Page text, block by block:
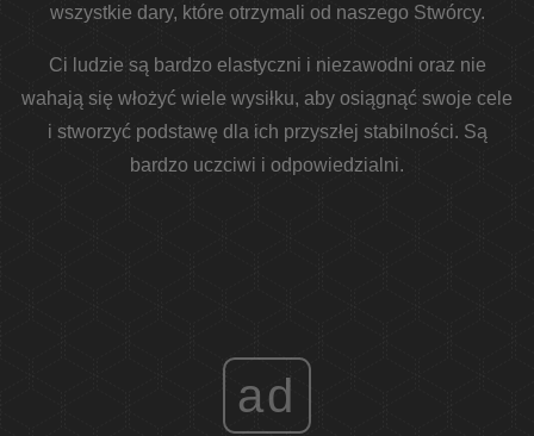
wszystkie dary, które otrzymali od naszego Stwórcy.
Ci ludzie są bardzo elastyczni i niezawodni oraz nie
wahają się włożyć wiele wysiłku, aby osiągnąć swoje cele
i stworzyć podstawę dla ich przyszłej stabilności. Są
bardzo uczciwi i odpowiedzialni.
ad